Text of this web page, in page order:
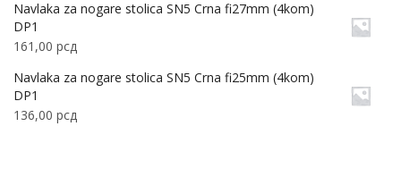
Navlaka za nogare stolica SN5 Crna fi27mm (4kom)
DP1
161,00 рсд
Navlaka za nogare stolica SN5 Crna fi25mm (4kom)
DP1
136,00 рсд